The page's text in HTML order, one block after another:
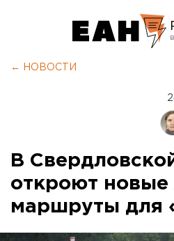
← НОВОСТИ
В
откроют
маршруты для